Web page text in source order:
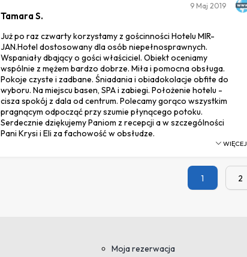
Tamara S.
Już po raz czwarty korzystamy z gościnności Hotelu MIR-
JAN.Hotel dostosowany dla osób niepełnosprawnych.
Wspaniały dbający o gości właściciel. Obiekt oceniamy
wspólnie z mężem bardzo dobrze. Miła i pomocna obsługa.
Pokoje czyste i zadbane. Śniadania i obiadokolacje obfite do
wyboru. Na miejscu basen, SPA i zabiegi. Położenie hotelu -
cisza spokój z dala od centrum. Polecamy gorąco wszystkim
pragnącym odpocząć przy szumie płynącego potoku.
Serdecznie dziękujemy Paniom z recepcji a w szczególności
Pani Krysi i Eli za fachowość w obsłudze.
9 Maj 2019
WIĘCEJ
1 2
Moja rezerwacja